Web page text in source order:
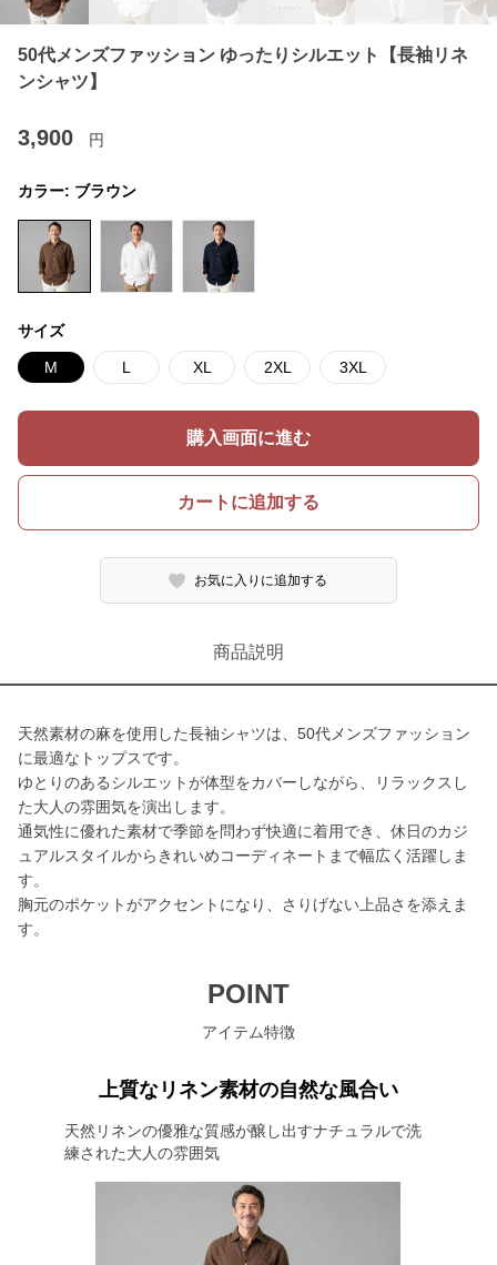
50代メンズファッション ゆったりシルエット【長袖リネ
ンシャツ】
3,900 円
カラー: ブラウン
サイズ
M L XL 2XL 3XL
購入画面に進む
カートに追加する
お気に入りに追加する
商品説明
天然素材の麻を使用した長袖シャツは、50代メンズファッション
に最適なトップスです。
ゆとりのあるシルエットが体型をカバーしながら、リラックスし
た大人の雰囲気を演出します。
通気性に優れた素材で季節を問わず快適に着用でき、休日のカジ
ュアルスタイルからきれいめコーディネートまで幅広く活躍しま
す。
胸元のポケットがアクセントになり、さりげない上品さを添えま
す。
POINT
アイテム特徴
上質なリネン素材の自然な風合い
天然リネンの優雅な質感が醸し出すナチュラルで洗
練された大人の雰囲気